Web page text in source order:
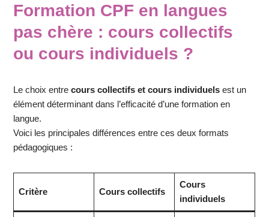
Formation CPF en langues
pas chère : cours collectifs
ou cours individuels ?
Le choix entrecours collectifs et cours individuels est un
élément déterminant dans l’efficacité d’une formation en
langue.
Voici les principales différences entre ces deux formats
pédagogiques :
Critère Cours collectifs
Cours
individuels